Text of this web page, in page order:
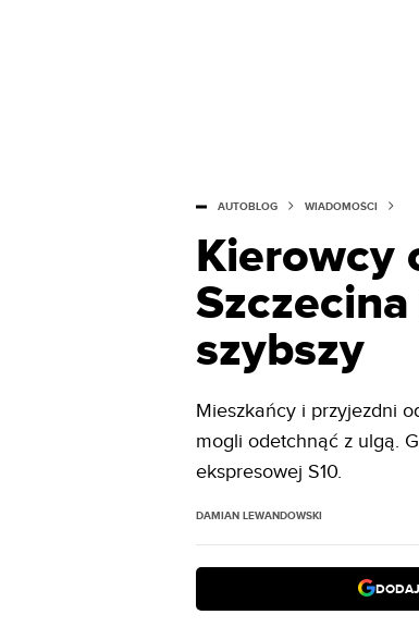
AUTOBLOG WIADOMOŚCI
Kierowcy
szybszy
Mieszkańcy i przyjezdni
mogli odetchnąć z ulgą.
ekspresowej S10.
DAMIAN LEWANDOWSKI